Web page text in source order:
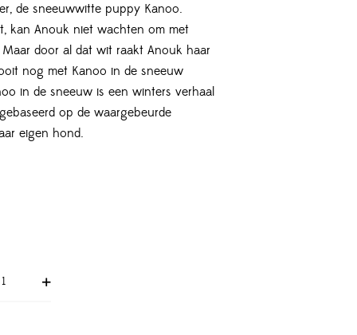
de sneeuwwitte puppy Kanoo.
kan Anouk niet wachten om met
door al dat wit raakt Anouk haar
nog met Kanoo in de sneeuw
in de sneeuw is een winters verhaal
op de waargebeurde
eigen hond.